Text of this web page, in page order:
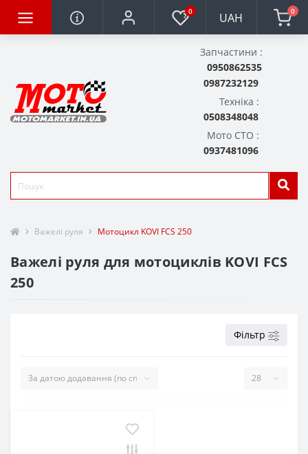
0 UAH 0
Запчастини :
0950862535
0987232129
Техніка :
0508348048
Мото СТО :
0937481096
Важелі руля Мотоцикл KOVI FCS 250
Важелі руля для мотоциклів KOVI FCS
250
Фільтр